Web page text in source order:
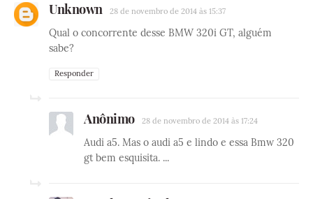
Unknown 28 de novembro de 2014 às 15:37
Qual o concorrente desse BMW 320i GT, alguém
sabe?
Responder
Anônimo 28 de novembro de 2014 às 17:24
Audi a5. Mas o audi a5 e lindo e essa Bmw 320
gt bem esquisita. ...